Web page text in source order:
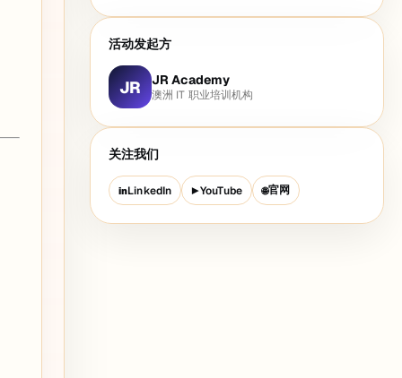
活动发起方
JR JR Academy
澳洲 IT 职业培训机构
关注我们
inLinkedIn ▶YouTube 🌐官网